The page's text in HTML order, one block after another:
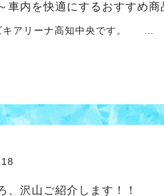
車内を快適にするおすすめ商
ーナ高知中央です。 …
、沢山ご紹介します！！